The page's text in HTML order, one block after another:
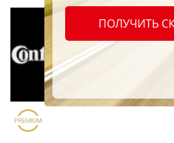
ПОЛУЧИТЬ